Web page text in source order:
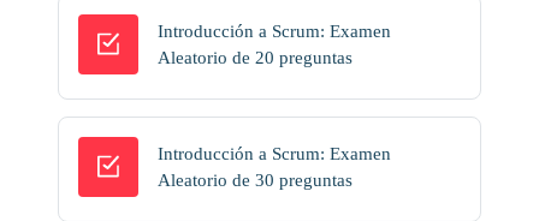
Introducción a Scrum: Examen
Aleatorio de 20 preguntasCuestionario
Introducción a Scrum: Examen
Aleatorio de 30 preguntasCuestionario